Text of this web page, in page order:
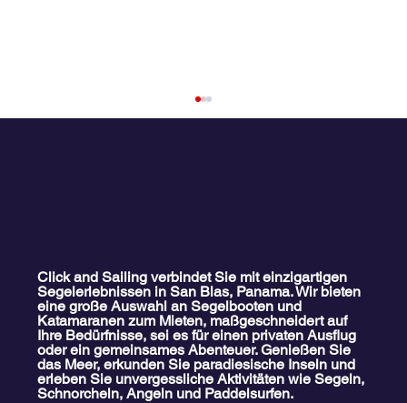
Die besten Segelziele in Europa:
Vollständiger Leitfaden für Nautik-Fans
Click and Sailing verbindet Sie mit einzigartigen
Segelerlebnissen in San Blas, Panama. Wir bieten
eine große Auswahl an Segelbooten und
Katamaranen zum Mieten, maßgeschneidert auf
Ihre Bedürfnisse, sei es für einen privaten Ausflug
oder ein gemeinsames Abenteuer. Genießen Sie
das Meer, erkunden Sie paradiesische Inseln und
erleben Sie unvergessliche Aktivitäten wie Segeln,
Schnorcheln, Angeln und Paddelsurfen.